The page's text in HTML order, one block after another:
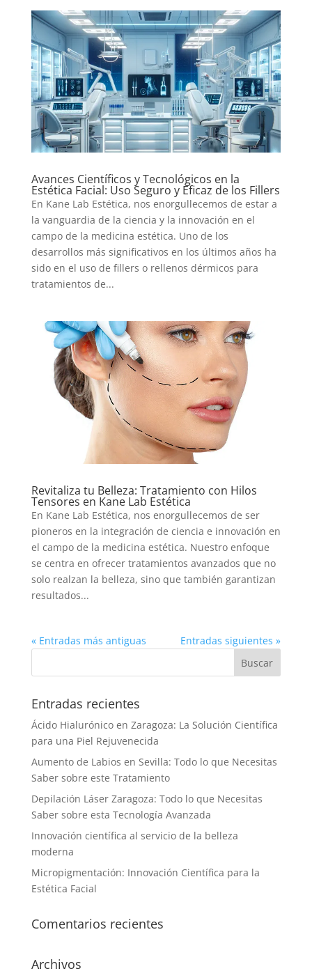
Avances Científicos y Tecnológicos en la
Estética Facial: Uso Seguro y Eficaz de los Fillers
En Kane Lab Estética, nos enorgullecemos de estar a
la vanguardia de la ciencia y la innovación en el
campo de la medicina estética. Uno de los
desarrollos más significativos en los últimos años ha
sido en el uso de fillers o rellenos dérmicos para
tratamientos de...
Revitaliza tu Belleza: Tratamiento con Hilos
Tensores en Kane Lab Estética
En Kane Lab Estética, nos enorgullecemos de ser
pioneros en la integración de ciencia e innovación en
el campo de la medicina estética. Nuestro enfoque
se centra en ofrecer tratamientos avanzados que no
solo realzan la belleza, sino que también garantizan
resultados...
« Entradas más antiguas Entradas siguientes »
Entradas recientes
Ácido Hialurónico en Zaragoza: La Solución Científica
para una Piel Rejuvenecida
Aumento de Labios en Sevilla: Todo lo que Necesitas
Saber sobre este Tratamiento
Depilación Láser Zaragoza: Todo lo que Necesitas
Saber sobre esta Tecnología Avanzada
Innovación científica al servicio de la belleza
moderna
Micropigmentación: Innovación Científica para la
Estética Facial
Comentarios recientes
Archivos